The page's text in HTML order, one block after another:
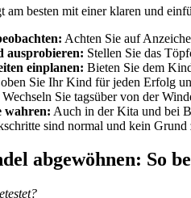
besten mit einer klaren und
Achten Sie auf
ausprobieren: Stellen Sie das
einplanen: Bieten Sie dem
Sie Ihr Kind für jeden Erfolg
Wechseln Sie tagsüber von der
wahren: Auch in der Kita und bei
sind normal und kein Grund
abgewöhnen: So